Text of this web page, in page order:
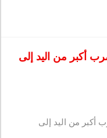
أكبر من اليد إلى
من اليد إلى